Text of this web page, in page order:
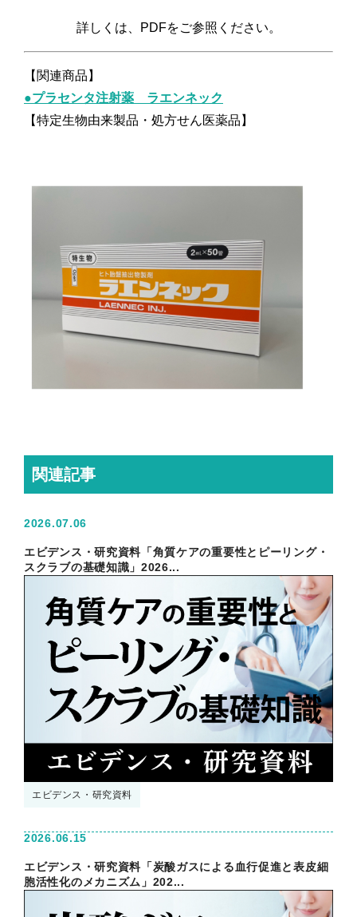
詳しくは、PDFをご参照ください。
【関連商品】
●プラセンタ注射薬 ラエンネック
【特定生物由来製品・処方せん医薬品】
関連記事
2026.07.06
エビデンス・研究資料「角質ケアの重要性とピーリング・
スクラブの基礎知識」2026...
エビデンス・研究資料
2026.06.15
エビデンス・研究資料「炭酸ガスによる血行促進と表皮細
胞活性化のメカニズム」202...